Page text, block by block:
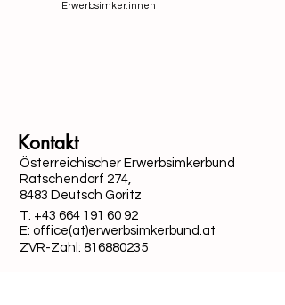
Erwerbsimker:innen
Kontakt
Österreichischer Erwerbsimkerbund
Ratschendorf 274,
8483 Deutsch Goritz
T: +43 664 191 60 92
E: office(at)erwerbsimkerbund.at
ZVR-Zahl: 816880235